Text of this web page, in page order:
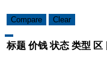
Compare Clear
标题 价钱 状态 类型 区